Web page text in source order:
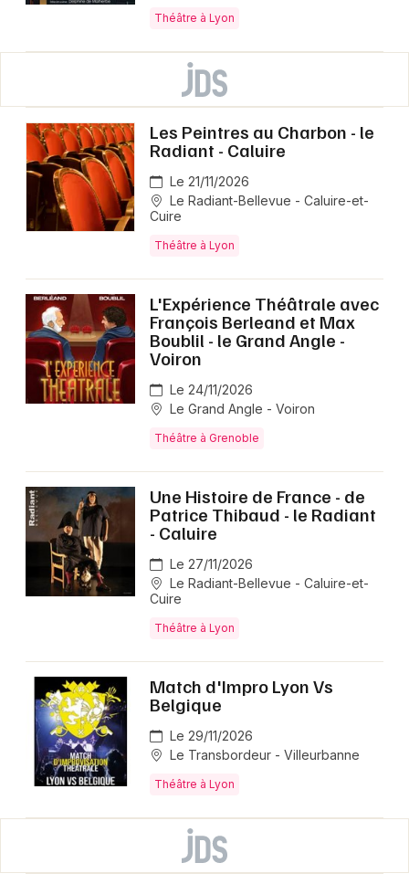
Théâtre à Lyon
Les Peintres au Charbon - le
Radiant - Caluire
Le 21/11/2026
Le Radiant-Bellevue - Caluire-et-
Cuire
Théâtre à Lyon
L'Expérience Théâtrale avec
François Berleand et Max
Boublil - le Grand Angle -
Voiron
Le 24/11/2026
Le Grand Angle - Voiron
Théâtre à Grenoble
Une Histoire de France - de
Patrice Thibaud - le Radiant
- Caluire
Le 27/11/2026
Le Radiant-Bellevue - Caluire-et-
Cuire
Théâtre à Lyon
Match d'Impro Lyon Vs
Belgique
Le 29/11/2026
Le Transbordeur - Villeurbanne
Théâtre à Lyon